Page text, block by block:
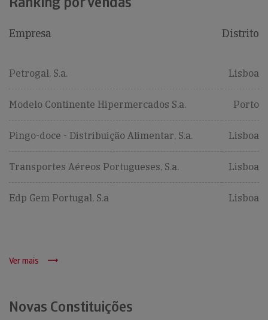
Empresa Distrito
Petrogal, S.a. Lisboa
Modelo Continente Hipermercados S.a. Porto
Pingo-doce - Distribuição Alimentar, S.a. Lisboa
Transportes Aéreos Portugueses, S.a. Lisboa
Edp Gem Portugal, S.a Lisboa
Ver mais
Novas Constituições